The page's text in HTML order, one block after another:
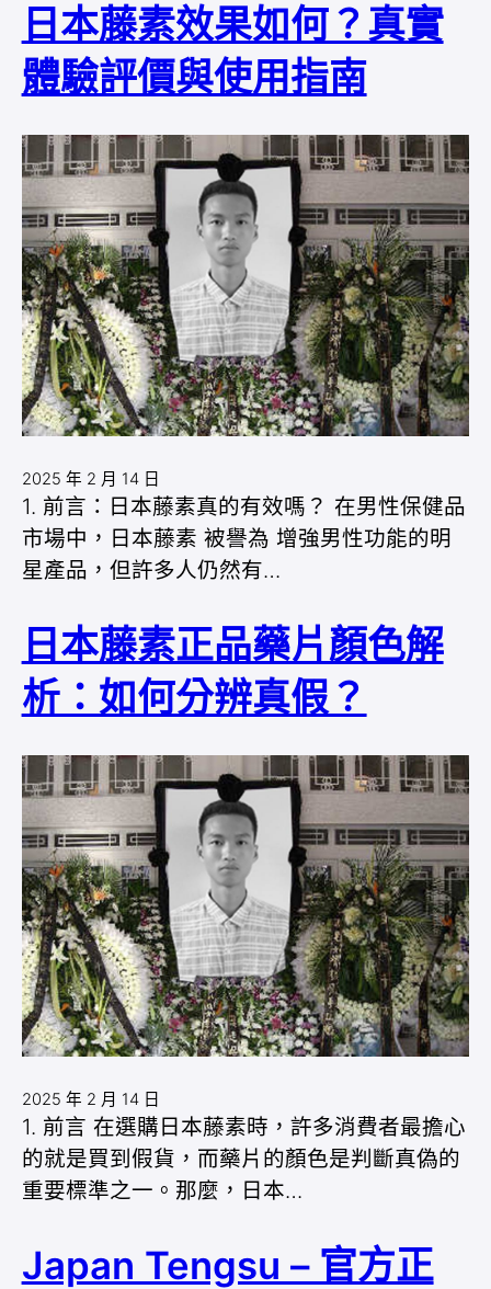
日本藤素效果如何？真實
體驗評價與使用指南
2025 年 2 月 14 日
1. 前言：日本藤素真的有效嗎？ 在男性保健品
市場中，日本藤素 被譽為 增強男性功能的明
星產品，但許多人仍然有…
日本藤素正品藥片顏色解
析：如何分辨真假？
2025 年 2 月 14 日
1. 前言 在選購日本藤素時，許多消費者最擔心
的就是買到假貨，而藥片的顏色是判斷真偽的
重要標準之一。那麼，日本…
Japan Tengsu – 官方正